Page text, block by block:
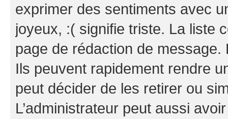
exprimer des sentiments avec
joyeux, :( signifie triste. La liste
page de rédaction de
Ils peuvent rapidement rendre
peut décider de les retirer ou
L’administrateur peut aussi